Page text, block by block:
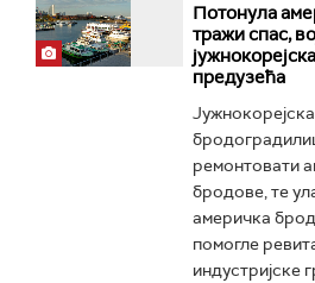
Потонула
тражи спас,
предузећа
ремонтовати
бродове, те
америчка
помогле
индустријске